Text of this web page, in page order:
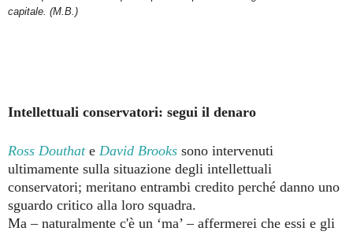
capitale. (M.B.)
Intellettuali conservatori: segui il denaro
Ross Douthate David Brooks sono intervenuti
ultimamente sulla situazione degli intellettuali
conservatori; meritano entrambi credito perché danno uno
sguardo critico alla loro squadra.
Ma – naturalmente c'è un ‘ma’ – affermerei che essi e gli